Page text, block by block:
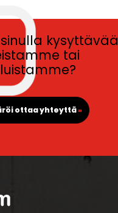
kysyttävää
tai
ottaa yhteyttä»